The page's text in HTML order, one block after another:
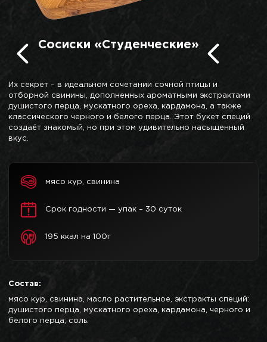
Сосиски «Студенческие»
Их секрет – в идеальном сочетании сочной птицы и
отборной свинины, дополненных ароматными экстрактами
душистого перца, мускатного ореха, кардамона, а также
классического черного и белого перца. Этот букет специй
создаёт знакомый, но при этом удивительно насыщенный
вкус.
мясо кур, свинина
Срок годности — упак – 30 суток
195 ккал на 100г
Состав:
мясо кур, свинина, масло растительное, экстракты специй:
душистого перца, мускатного ореха, кардамона, черного и
белого перца; соль.